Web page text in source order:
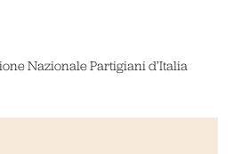
Nazionale Partigiani d’Italia